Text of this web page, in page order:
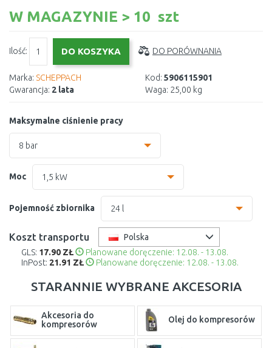
W MAGAZYNIE > 10 szt
Ilość: DO PORÓWNANIA
Marka: SCHEPPACH
Gwarancja: 2 lata
Kod: 5906115901
Waga: 25,00 kg
Maksymalne ciśnienie pracy
8 bar
Moc 1,5 kW
Pojemność zbiornika 24 l
24 l
50 l
Koszt transportu
Polska
GLS: 17.90 ZŁ
Planowane doręczenie: 12.08. - 13.08.
InPost: 21.91 ZŁ Planowane doręczenie: 12.08. - 13.08.
STARANNIE WYBRANE AKCESORIA
Akcesoria do
kompresorów
Olej do kompresorów